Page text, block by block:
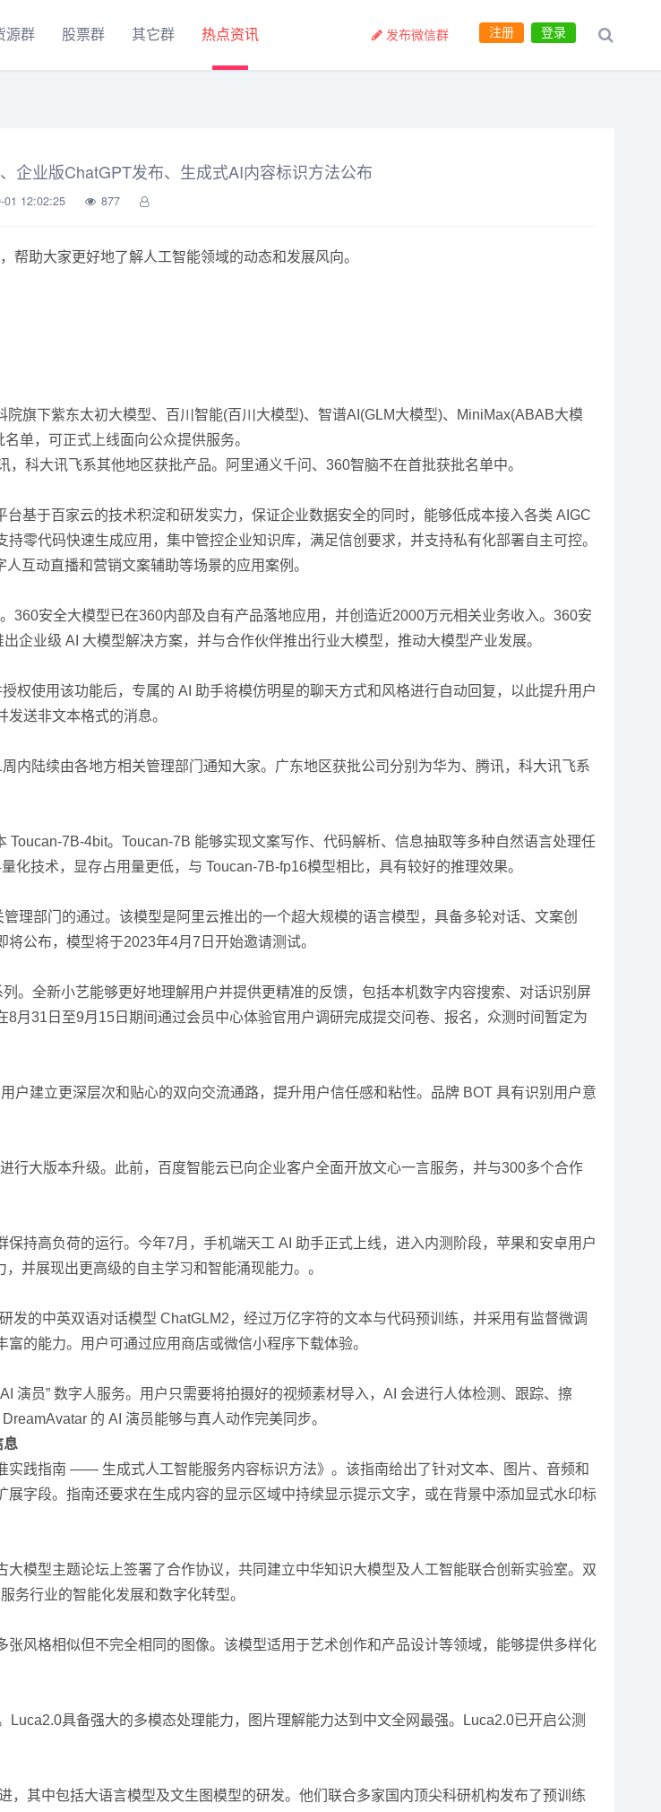
源群 股票群 其它群 热点资讯 登录
注册
发布微信群
企业版ChatGPT发布、生成式AI内容标识方法公布
01 12:02:25 877
助大家更好地了解人工智能领域的动态和发展风向。
旗下紫东太初大模型、百川智能(百川大模型)、智谱AI(GLM大模型)、MiniMax(ABAB大模
单，可正式上线面向公众提供服务。
科大讯飞系其他地区获批产品。阿里通义千问、360智脑不在首批获批名单中。
基于百家云的技术积淀和研发实力，保证企业数据安全的同时，能够低成本接入各类 AIGC
零代码快速生成应用，集中管控企业知识库，满足信创要求，并支持私有化部署自主可控。
互动直播和营销文案辅助等场景的应用案例。
安全大模型已在360内部及自有产品落地应用，并创造近2000万元相关业务收入。360安
企业级 AI 大模型解决方案，并与合作伙伴推出行业大模型，推动大模型产业发展。
权使用该功能后，专属的 AI 助手将模仿明星的聊天方式和风格进行自动回复，以此提升用户
送非文本格式的消息。
内陆续由各地方相关管理部门通知大家。广东地区获批公司分别为华为、腾讯，科大讯飞系
7B-4bit。Toucan-7B 能够实现文案写作、代码解析、信息抽取等多种自然语言处理任
技术，显存占用量更低，与 Toucan-7B-fp16模型相比，具有较好的推理效果。
理部门的通过。该模型是阿里云推出的一个超大规模的语言模型，具备多轮对话、文案创
公布，模型将于2023年4月7日开始邀请测试。
。全新小艺能够更好地理解用户并提供更精准的反馈，包括本机数字内容搜索、对话识别屏
月31日至9月15日期间通过会员中心体验官用户调研完成提交问卷、报名，众测时间暂定为
户建立更深层次和贴心的双向交流通路，提升用户信任感和粘性。品牌 BOT 具有识别用户意
行大版本升级。此前，百度智能云已向企业客户全面开放文心一言服务，并与300多个合作
保持高负荷的运行。今年7月，手机端天工 AI 助手正式上线，进入内测阶段，苹果和安卓用户
并展现出更高级的自主学习和智能涌现能力。。
的中英双语对话模型 ChatGLM2，经过万亿字符的文本与代码预训练，并采用有监督微调
的能力。用户可通过应用商店或微信小程序下载体验。
演员” 数字人服务。用户只需要将拍摄好的视频素材导入，AI 会进行人体检测、跟踪、擦
的 AI 演员能够与真人动作完美同步。
息
践指南 —— 生成式人工智能服务内容标识方法》。该指南给出了针对文本、图片、音频和
字段。指南还要求在生成内容的显示区域中持续显示提示文字，或在背景中添加显式水印标
模型主题论坛上签署了合作协议，共同建立中华知识大模型及人工智能联合创新实验室。双
务行业的智能化发展和数字化转型。
风格相似但不完全相同的图像。该模型适用于艺术创作和产品设计等领域，能够提供多样化
具备强大的多模态处理能力，图片理解能力达到中文全网最强。Luca2.0已开启公测
其中包括大语言模型及文生图模型的研发。他们联合多家国内顶尖科研机构发布了预训练